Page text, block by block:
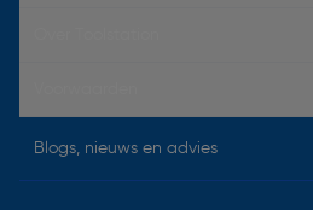
Blogs, nieuws en advies